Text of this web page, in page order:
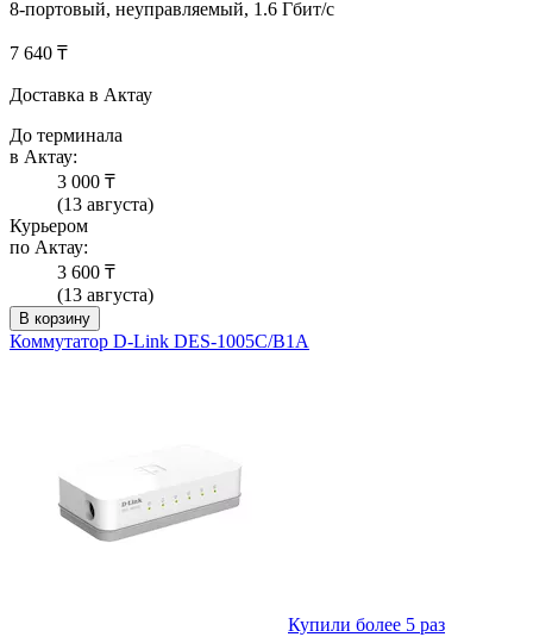
8-портовый, неуправляемый, 1.6 Гбит/с
7 640 ₸
Доставка в Актау
До терминала
в Актау:
3 000 ₸
(13 августа)
Курьером
по Актау:
3 600 ₸
(13 августа)
В корзину
Коммутатор D-Link DES-1005C/B1A
Купили более 5 раз